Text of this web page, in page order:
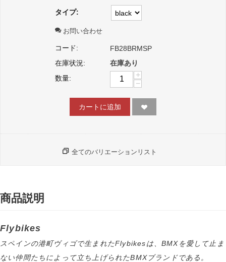
タイプ:
お問い合わせ
コード:
FB28BRMSP
在庫状況:
在庫あり
数量:
+
−
カートに追加
全てのバリエーションリスト
商品説明
Flybikes
スペインの港町ヴィゴで生まれたFlybikesは、BMXを愛して止ま
ない仲間たちによって立ち上げられたBMXブランドである。